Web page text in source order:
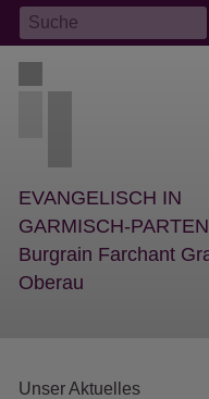
Direkt
zum
Inhalt
EVANGELISCH IN
GARMISCH-
Burgrain Farchant
Oberau
Unser Aktuelles